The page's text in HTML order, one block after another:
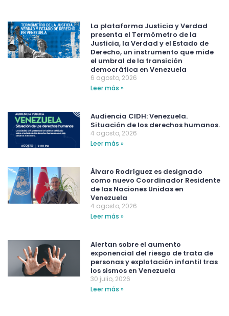
La plataforma Justicia y Verdad
presenta el Termómetro de la
Justicia, la Verdad y el Estado de
Derecho, un instrumento que mide
el umbral de la transición
democrática en Venezuela
6 agosto, 2026
Leer más »
Audiencia CIDH: Venezuela.
Situación de los derechos humanos.
4 agosto, 2026
Leer más »
Álvaro Rodríguez es designado
como nuevo Coordinador Residente
de las Naciones Unidas en
Venezuela
4 agosto, 2026
Leer más »
Alertan sobre el aumento
exponencial del riesgo de trata de
personas y explotación infantil tras
los sismos en Venezuela
30 julio, 2026
Leer más »